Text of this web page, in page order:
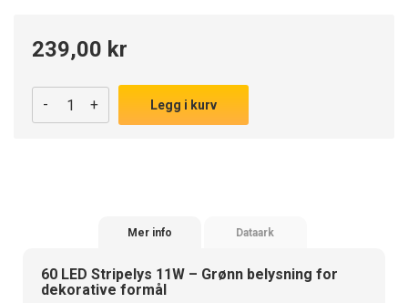
239,00 kr
- + Legg i kurv
Mer info Dataark
60 LED Stripelys 11W – Grønn belysning for
dekorative formål